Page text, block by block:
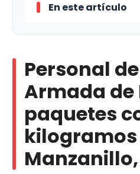
En este artículo
Detienen a cinco
Cárdenas
Personal
Armada de
paquetes
kilogramos